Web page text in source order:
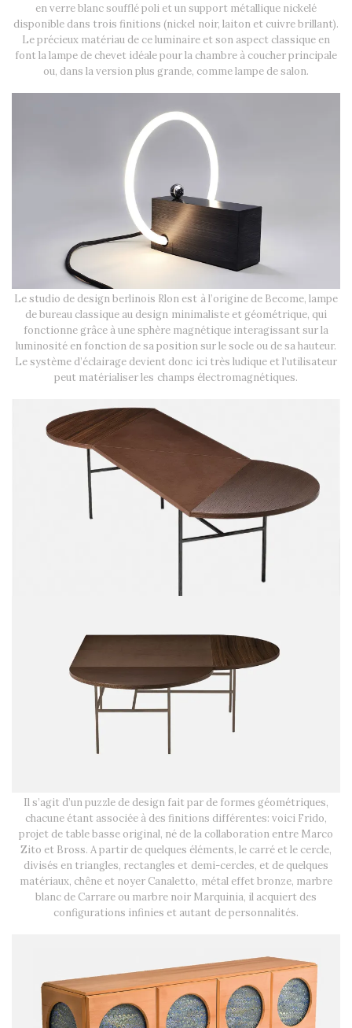
en verre blanc soufflé poli et un support métallique nickelé
disponible dans trois finitions (nickel noir, laiton et cuivre brillant).
Le précieux matériau de ce luminaire et son aspect classique en
font la lampe de chevet idéale pour la chambre à coucher principale
ou, dans la version plus grande, comme lampe de salon.
Le studio de design berlinois Rlon est à l’origine de Become, lampe
de bureau classique au design minimaliste et géométrique, qui
fonctionne grâce à une sphère magnétique interagissant sur la
luminosité en fonction de sa position sur le socle ou de sa hauteur.
Le système d’éclairage devient donc ici très ludique et l’utilisateur
peut matérialiser les champs électromagnétiques.
Il s’agit d’un puzzle de design fait par de formes géométriques,
chacune étant associée à des finitions différentes: voici Frido,
projet de table basse original, né de la collaboration entre Marco
Zito et Bross. A partir de quelques éléments, le carré et le cercle,
divisés en triangles, rectangles et demi-cercles, et de quelques
matériaux, chêne et noyer Canaletto, métal effet bronze, marbre
blanc de Carrare ou marbre noir Marquinia, il acquiert des
configurations infinies et autant de personnalités.